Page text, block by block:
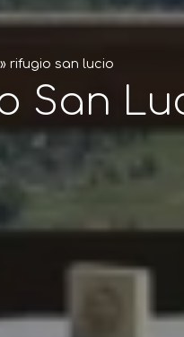
»rifugio san lucio
San